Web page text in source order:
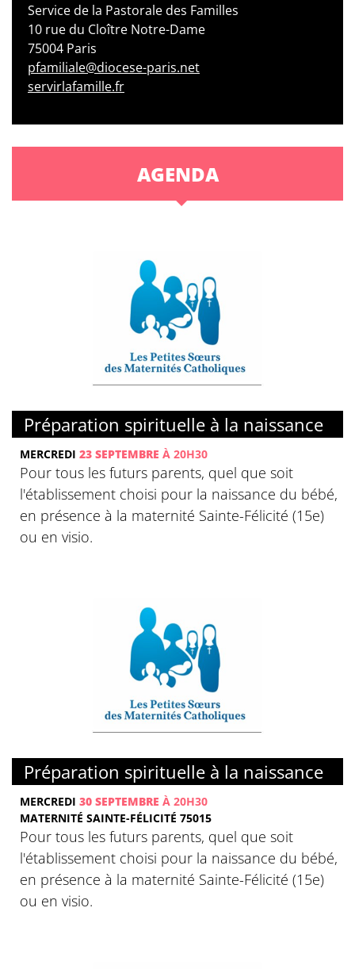
Service de la Pastorale des Familles
10 rue du Cloître Notre-Dame
75004 Paris
pfamiliale@diocese-paris.net
servirlafamille.fr
AGENDA
Préparation spirituelle à la naissance
MERCREDI 23 SEPTEMBRE À 20H30
Pour tous les futurs parents, quel que soit
l'établissement choisi pour la naissance du bébé,
en présence à la maternité Sainte-Félicité (15e)
ou en visio.
Préparation spirituelle à la naissance
MERCREDI 30 SEPTEMBRE À 20H30
MATERNITÉ SAINTE-FÉLICITÉ 75015
Pour tous les futurs parents, quel que soit
l'établissement choisi pour la naissance du bébé,
en présence à la maternité Sainte-Félicité (15e)
ou en visio.